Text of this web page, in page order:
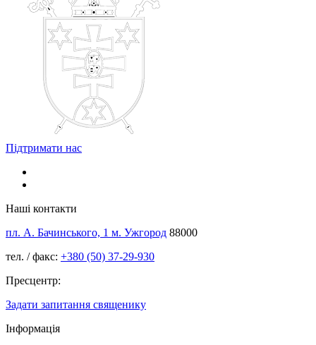
Підтримати нас
Наші контакти
пл. А. Бачинського, 1 м. Ужгород 88000
тел. / факс: +380 (50) 37-29-930
Пресцентр:
Задати запитання священику
Інформація